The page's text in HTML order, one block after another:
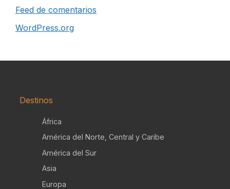
Feed de comentarios
WordPress.org
Destinos
África
América del Norte, Central y Caribe
América del Sur
Asia
Europa